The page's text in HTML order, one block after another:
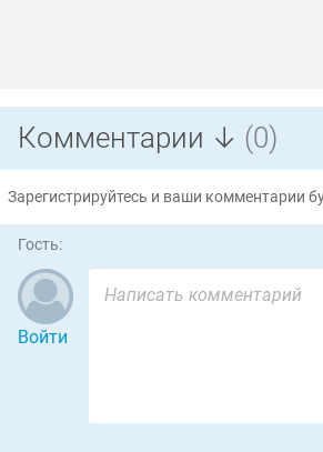
Комментарии ↓ (0)
Зарегистрируйтесь и ваши комментарии
Гость:
Войти